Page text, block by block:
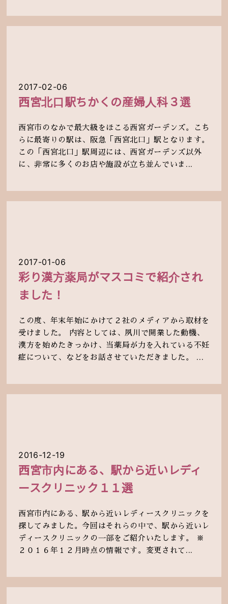
2017-02-06
西宮北口駅ちかくの産婦人科３選
西宮市のなかで最大級をほこる西宮ガーデンズ。こち
らに最寄りの駅は、阪急「西宮北口」駅となります。
この「西宮北口」駅周辺には、西宮ガーデンズ以外
に、非常に多くのお店や施設が立ち並んでいま...
2017-01-06
彩り漢方薬局がマスコミで紹介され
ました！
この度、年末年始にかけて２社のメディアから取材を
受けました。 内容としては、夙川で開業した動機、
漢方を始めたきっかけ、当薬局が力を入れている不妊
症について、などをお話させていただきました。 ...
2016-12-19
西宮市内にある、駅から近いレディ
ースクリニック１１選
西宮市内にある、駅から近いレディースクリニックを
探してみました。今回はそれらの中で、駅から近いレ
ディースクリニックの一部をご紹介いたします。 ※
２０１６年１２月時点の情報です。変更されて...